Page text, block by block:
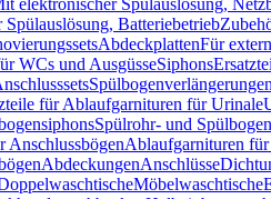
elektronischer Spülauslösung,
Batteriebetrieb
AbdeckplattenFür
WCs und AusgüsseSiphons
Spülbogenverlängerungen
für Ablaufgarnituren für Urinale
Spülrohr- und
AnschlussbögenAblaufgarnituren
AbdeckungenAnschlüsse
Möbelwaschtische